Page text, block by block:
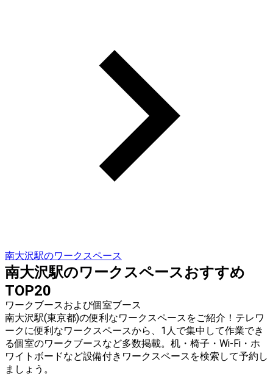
南大沢駅のワークスペース
南大沢駅のワークスペースおすすめ
TOP20
ワークブースおよび個室ブース
南大沢駅(東京都)の便利なワークスペースをご紹介！テレワ
ークに便利なワークスペースから、1人で集中して作業でき
る個室のワークブースなど多数掲載。机・椅子・Wi-Fi・ホ
ワイトボードなど設備付きワークスペースを検索して予約し
ましょう。